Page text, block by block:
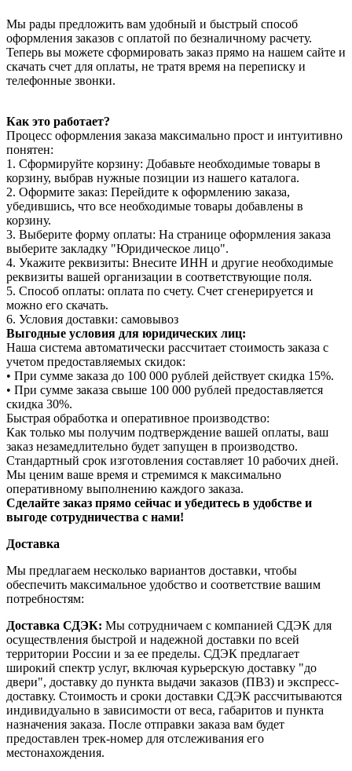
Мы рады предложить вам удобный и быстрый способ
оформления заказов с оплатой по безналичному расчету.
Теперь вы можете сформировать заказ прямо на нашем сайте и
скачать счет для оплаты, не тратя время на переписку и
телефонные звонки.
Как это работает?
Процесс оформления заказа максимально прост и интуитивно
понятен:
1. Сформируйте корзину: Добавьте необходимые товары в
корзину, выбрав нужные позиции из нашего каталога.
2. Оформите заказ: Перейдите к оформлению заказа,
убедившись, что все необходимые товары добавлены в
корзину.
3. Выберите форму оплаты: На странице оформления заказа
выберите закладку "Юридическое лицо".
4. Укажите реквизиты: Внесите ИНН и другие необходимые
реквизиты вашей организации в соответствующие поля.
5. Способ оплаты: оплата по счету. Счет сгенерируется и
можно его скачать.
6. Условия доставки: самовывоз
Выгодные условия для юридических лиц:
Наша система автоматически рассчитает стоимость заказа с
учетом предоставляемых скидок:
• При сумме заказа до 100 000 рублей действует скидка 15%.
• При сумме заказа свыше 100 000 рублей предоставляется
скидка 30%.
Быстрая обработка и оперативное производство:
Как только мы получим подтверждение вашей оплаты, ваш
заказ незамедлительно будет запущен в производство.
Стандартный срок изготовления составляет 10 рабочих дней.
Мы ценим ваше время и стремимся к максимально
оперативному выполнению каждого заказа.
Сделайте заказ прямо сейчас и убедитесь в удобстве и
выгоде сотрудничества с нами!
Доставка
Мы предлагаем несколько вариантов доставки, чтобы
обеспечить максимальное удобство и соответствие вашим
потребностям:
Доставка СДЭК: Мы сотрудничаем с компанией СДЭК для
осуществления быстрой и надежной доставки по всей
территории России и за ее пределы. СДЭК предлагает
широкий спектр услуг, включая курьерскую доставку "до
двери", доставку до пункта выдачи заказов (ПВЗ) и экспресс-
доставку. Стоимость и сроки доставки СДЭК рассчитываются
индивидуально в зависимости от веса, габаритов и пункта
назначения заказа. После отправки заказа вам будет
предоставлен трек-номер для отслеживания его
местонахождения.